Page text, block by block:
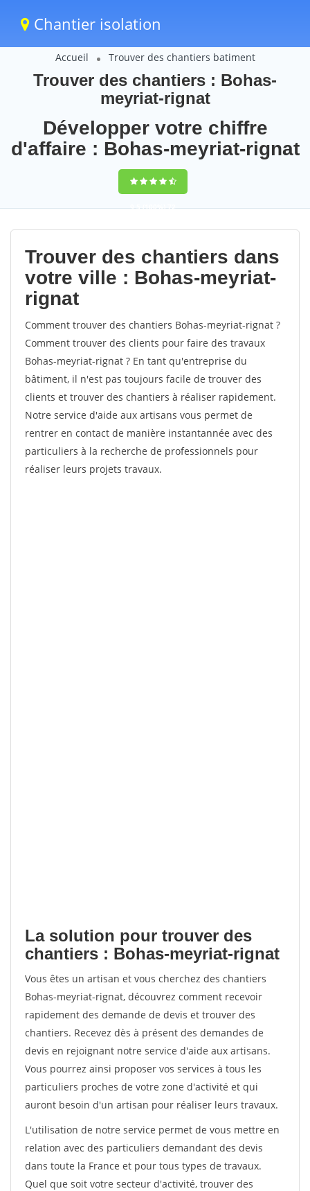
Chantier isolation
Accueil Trouver des chantiers batiment
Trouver des chantiers : Bohas-
meyriat-rignat
Développer votre chiffre
d'affaire : Bohas-meyriat-rignat
9,5(100%)72
votes
Trouver des chantiers dans
votre ville : Bohas-meyriat-
rignat
Comment trouver des chantiers Bohas-meyriat-rignat ?
Comment trouver des clients pour faire des travaux
Bohas-meyriat-rignat ? En tant qu'entreprise du
bâtiment, il n'est pas toujours facile de trouver des
clients et trouver des chantiers à réaliser rapidement.
Notre service d'aide aux artisans vous permet de
rentrer en contact de manière instantannée avec des
particuliers à la recherche de professionnels pour
réaliser leurs projets travaux.
La solution pour trouver des
chantiers : Bohas-meyriat-rignat
Vous êtes un artisan et vous cherchez des chantiers
Bohas-meyriat-rignat, découvrez comment recevoir
rapidement des demande de devis et trouver des
chantiers. Recevez dès à présent des demandes de
devis en rejoignant notre service d'aide aux artisans.
Vous pourrez ainsi proposer vos services à tous les
particuliers proches de votre zone d'activité et qui
auront besoin d'un artisan pour réaliser leurs travaux.
L'utilisation de notre service permet de vous mettre en
relation avec des particuliers demandant des devis
dans toute la France et pour tous types de travaux.
Quel que soit votre secteur d'activité, trouver des